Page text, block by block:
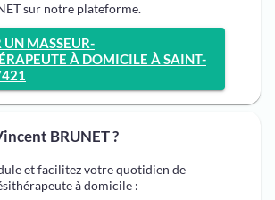
sur notre plateforme.
UN MASSEUR-
À DOMICILE À SAINT-
BRUNET ?
et facilitez votre quotidien de
à domicile :